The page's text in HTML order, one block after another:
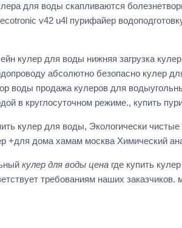
для воды скапливаются
v42 u4l пурифайер
кулер для воды нижняя загрузка
абсолютно безопасно кулер
воды продажа кулеров для
в круглосуточном режиме., купить
кулер для воды, Экологически
+для дома хамам москва Химический
кулер для воды цена где купить
требованиям наших